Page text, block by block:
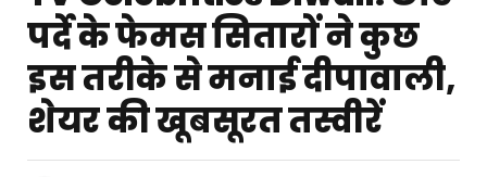
पर्दे के फेमस सितारों ने कुछ
इस तरीके से मनाई दीपावाली,
शेयर की खूबसूरत तस्वीरें